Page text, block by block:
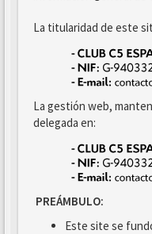
La titularidad de este
La gestión web,
delegada en:
PREÁMBULO:
Este site se